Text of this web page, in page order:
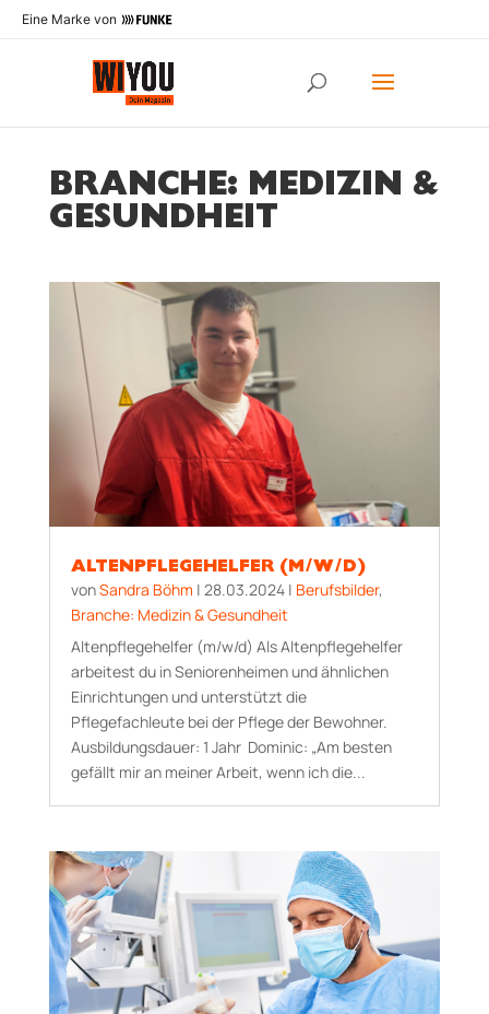
Eine Marke von
BRANCHE: MEDIZIN &
GESUNDHEIT
ALTENPFLEGEHELFER (M/W/D)
vonSandra Böhm | 28.03.2024| Berufsbilder,
Branche: Medizin & Gesundheit
Altenpflegehelfer (m/w/d) Als Altenpflegehelfer
arbeitest du in Seniorenheimen und ähnlichen
Einrichtungen und unterstützt die
Pflegefachleute bei der Pflege der Bewohner.
Aus­bildungs­dauer: 1 Jahr Dominic: „Am besten
gefällt mir an meiner Arbeit, wenn ich die...